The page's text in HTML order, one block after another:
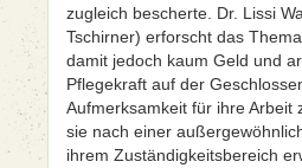
zugleich bescherte. Dr. Lissi
Tschirner) erforscht das
damit jedoch kaum Geld und
Pflegekraft auf der
Aufmerksamkeit für ihre Arbeit
sie nach einer
ihrem Zuständigkeitsbereich